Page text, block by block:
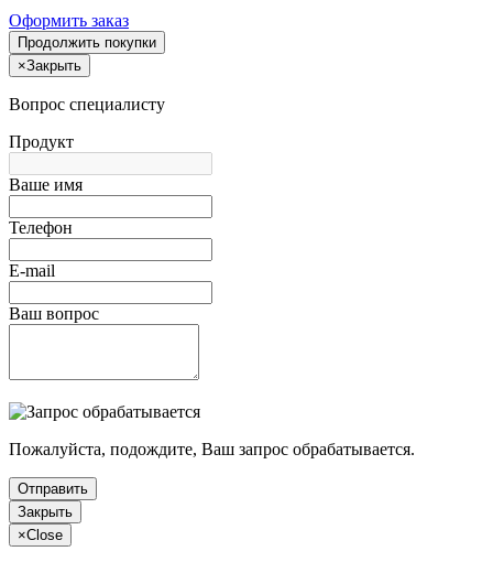
Оформить заказ
Продолжить покупки
×Закрыть
Вопрос специалисту
Продукт
Ваше имя
Телефон
E-mail
Ваш вопрос
Пожалуйста, подождите, Ваш запрос обрабатывается.
Отправить
Закрыть
×Close